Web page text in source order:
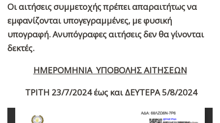
Οι αιτήσεις συμμετοχής πρέπει απαραιτήτως να
εμφανίζονται υπογεγραμμένες, με φυσική
υπογραφή. Ανυπόγραφες αιτήσεις δεν θα γίνονται
δεκτές.
ΗΜΕΡΟΜΗΝΙΑ ΥΠΟΒΟΛΗΣ ΑΙΤΗΣΕΩΝ
ΤΡΙΤΗ 23/7/2024 έως και ΔΕΥΤΕΡΑ 5/8/2024